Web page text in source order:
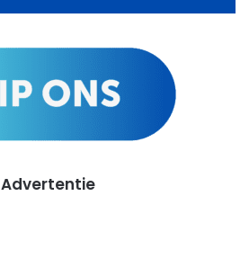
Advertentie